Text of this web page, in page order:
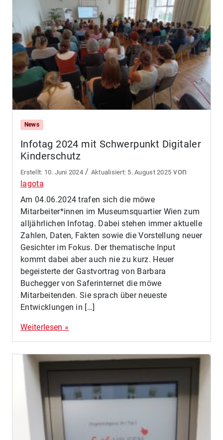
News
Infotag 2024 mit Schwerpunkt Digitaler
Kinderschutz
10. Juni 2024 / 5. August 2025 von
lagota
Am 04.06.2024 trafen sich die möwe
Mitarbeiter*innen im Museumsquartier Wien zum
alljährlichen Infotag. Dabei stehen immer aktuelle
Zahlen, Daten, Fakten sowie die Vorstellung neuer
Gesichter im Fokus. Der thematische Input
kommt dabei aber auch nie zu kurz. Heuer
begeisterte der Gastvortrag von Barbara
Buchegger von Saferinternet die möwe
Mitarbeitenden. Sie sprach über neueste
Entwicklungen in […]
Weiterlesen »